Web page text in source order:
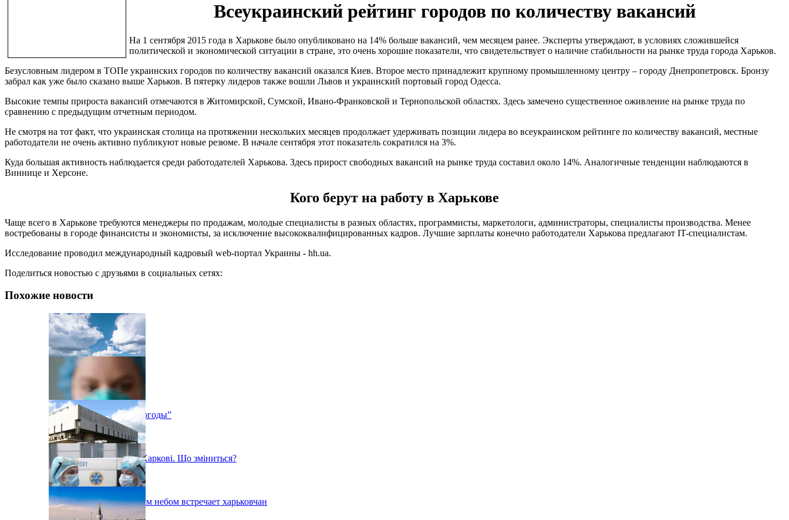
Всеукраинский рейтинг городов по количеству вакансий
На 1 сентября 2015 года в Харькове было опубликовано на 14% больше вакансий, чем месяцем ранее. Эксперты утверждают, в условиях сложившейся
политической и экономической ситуации в стране, это очень хорошие показатели, что свидетельствует о наличие стабильности на рынке труда города Харьков.
Безусловным лидером в ТОПе украинских городов по количеству вакансий оказался Киев. Второе место принадлежит крупному промышленному центру – городу Днепропетровск. Бронзу
забрал как уже было сказано выше Харьков. В пятерку лидеров также вошли Львов и украинский портовый город Одесса.
Высокие темпы прироста вакансий отмечаются в Житомирской, Сумской, Ивано-Франковской и Тернопольской областях. Здесь замечено существенное оживление на рынке труда по
сравнению с предыдущим отчетным периодом.
Не смотря на тот факт, что украинская столица на протяжении нескольких месяцев продолжает удерживать позиции лидера во всеукраинском рейтинге по количеству вакансий, местные
работодатели не очень активно публикуют новые резюме. В начале сентября этот показатель сократился на 3%.
Куда большая активность наблюдается среди работодателей Харькова. Здесь прирост свободных вакансий на рынке труда составил около 14%. Аналогичные тенденции наблюдаются в
Виннице и Херсоне.
Кого берут на работу в Харькове
Чаще всего в Харькове требуются менеджеры по продажам, молодые специалисты в разных областях, программисты, маркетологи, администраторы, специалисты производства. Менее
востребованы в городе финансисты и экономисты, за исключение высококвалифицированных кадров. Лучшие зарплаты конечно работодатели Харькова предлагают IT-специалистам.
Исследование проводил международный кадровый web-портал Украины - hh.ua.
Поделиться новостью с друзьями в социальных сетях:
Похожие новости
Выставка “Дневники погоды”
«Помаранчева» зона у Харкові. Що зміниться?
Фестиваль под открытым небом встречает харьковчан